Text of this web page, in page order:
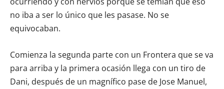
no iba a ser lo único que les pasase. No se
equivocaban.
Comienza la segunda parte con un Frontera que se va
para arriba y la primera ocasión llega con un tiro de
Dani, después de un magnífico pase de Jose Manuel,